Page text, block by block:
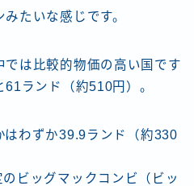
たいな感じです。
は比較的物価の高い国です
ランド（約510円）。
はわずか39.9ランド（約330
ビッグマックコンビ（ビッ